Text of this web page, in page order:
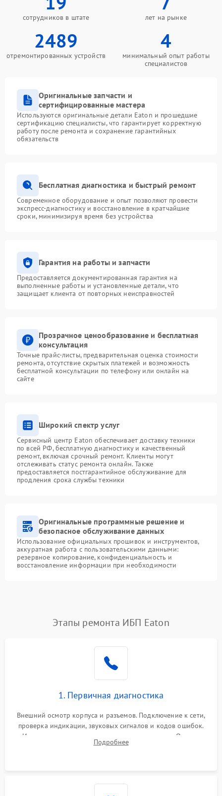
сотрудников в штате лет на рынке
2489
отремонтированных устройств
4
минимальный опыт работы
специалистов
Оригинальные запчасти и
сертифицированные мастера
Используются оригинальные детали Eaton и прошедшие
сертификацию специалисты, что гарантирует корректную
работу после ремонта и сохранение гарантийных
обязательств
Бесплатная диагностика и быстрый ремонт
Современное оборудование и опыт позволяют провести
экспресс-диагностику и восстановление в кратчайшие
сроки, минимизируя время без устройства
Гарантия на работы и запчасти
Предоставляется документированная гарантия на
выполненные работы и установленные детали, что
защищает клиента от повторных неисправностей
Прозрачное ценообразование и бесплатная
консультация
Точные прайс-листы, предварительная оценка стоимости
ремонта, отсутствие скрытых платежей и возможность
бесплатной консультации по телефону или онлайн на
сайте
Широкий спектр услуг
Сервисный центр Eaton обеспечивает доставку техники
по всей РФ, бесплатную диагностику и качественный
ремонт, включая срочный ремонт. Клиенты могут
отслеживать статус ремонта онлайн. Также
предоставляется постгарантийное обслуживание для
продления срока службы техники
Оригинальные программные решение и
безопасное обслуживание данных
Использование официальных прошивок и инструментов,
аккуратная работа с пользовательскими данными:
резервное копирование, конфиденциальность и
восстановление информации при необходимости
Этапы ремонта ИБП Eaton
1. Первичная диагностика
Внешний осмотр корпуса и разъемов. Подключение к сети,
проверка индикации, звуковых сигналов и кодов ошибок.
Измерение входного и выходного напряжения. Оценка
реакции ИБП на отключение основного питания без
Подробнее